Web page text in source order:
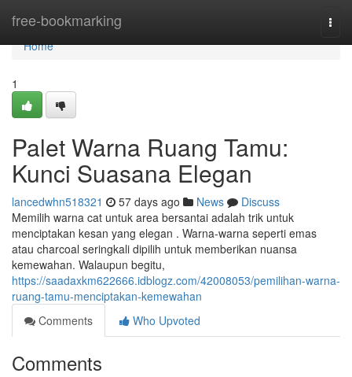
free-bookmarking
Home
Home
1
Palet Warna Ruang Tamu:
Kunci Suasana Elegan
lancedwhn518321 57 days ago News
Discuss
Memilih warna cat untuk area bersantai adalah trik untuk
menciptakan kesan yang elegan . Warna-warna seperti emas
atau charcoal seringkali dipilih untuk memberikan nuansa
kemewahan. Walaupun begitu,
https://saadaxkm622666.idblogz.com/42008053/pemilihan-warna-
ruang-tamu-menciptakan-kemewahan
Comments
Who Upvoted
Comments